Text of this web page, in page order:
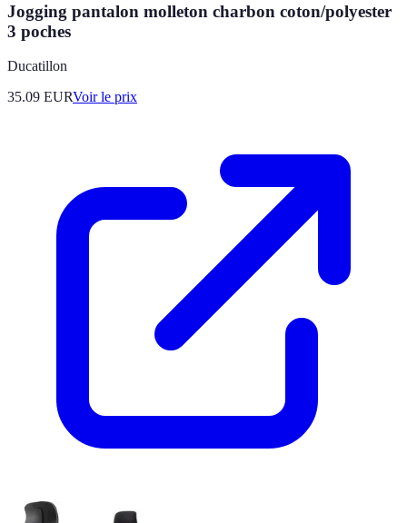
Jogging pantalon molleton charbon coton/polyester
3 poches
Ducatillon
35.09 EURVoir le prix